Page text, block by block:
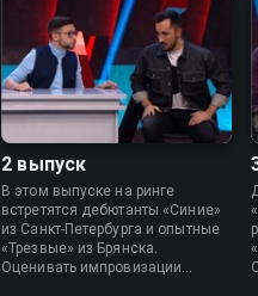
2 выпуск
В этом выпуске на ринге
встретятся дебютанты «Синие»
из Санкт-Петербурга и опытные
«Трезвые» из Брянска.
Оценивать импровизации